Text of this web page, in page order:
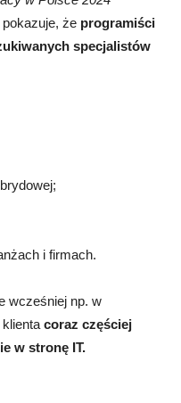
że programiści
specjalistów
i firmach.
wcześniej np. w
coraz częściej
w stronę IT.